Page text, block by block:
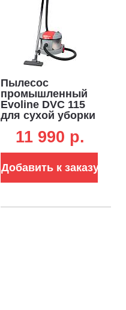
Пылесос
промышленный
Evoline DVC 115
для сухой уборки
л/мин, 180 мбар,
контейнер 15 л,
кг)
11 990 p.
Добавить к заказу